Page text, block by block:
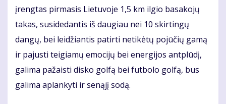
įrengtas pirmasis Lietuvoje 1,5 km ilgio basakojų
takas, susidedantis iš daugiau nei 10 skirtingų
dangų, bei leidžiantis patirti netikėtų pojūčių gamą
ir pajusti teigiamų emocijų bei energijos antplūdį,
galima pažaisti disko golfą bei futbolo golfą, bus
galima aplankyti ir senąjį sodą.